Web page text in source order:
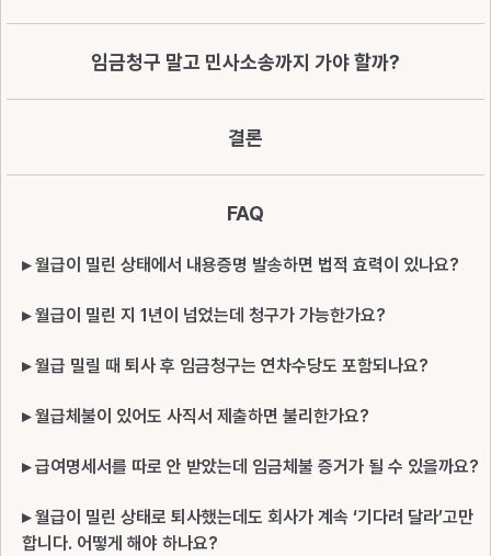
임금청구 말고 민사소송까지 가야 할까?
결론
FAQ
▸ 월급이 밀린 상태에서 내용증명 발송하면 법적 효력이 있나요?
▸ 월급이 밀린 지 1년이 넘었는데 청구가 가능한가요?
▸ 월급 밀릴 때 퇴사 후 임금청구는 연차수당도 포함되나요?
▸ 월급체불이 있어도 사직서 제출하면 불리한가요?
▸ 급여명세서를 따로 안 받았는데 임금체불 증거가 될 수 있을까요?
▸ 월급이 밀린 상태로 퇴사했는데도 회사가 계속 ‘기다려 달라’고만
합니다. 어떻게 해야 하나요?